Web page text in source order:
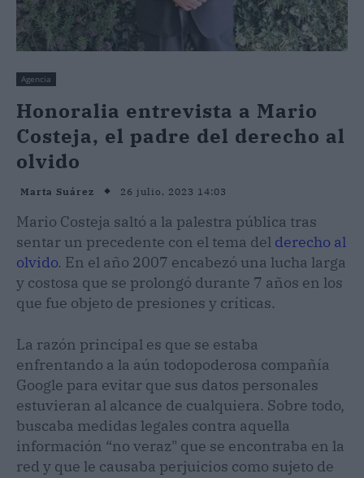
Agencia
Honoralia entrevista a Mario
Costeja, el padre del derecho al
olvido
Marta Suárez 26 julio, 2023 14:03
Mario Costeja saltó a la palestra pública tras
sentar un precedente con el tema del derecho al
olvido. En el año 2007 encabezó una lucha larga
y costosa que se prolongó durante 7 años en los
que fue objeto de presiones y críticas.
La razón principal es que se estaba
enfrentando a la aún todopoderosa compañía
Google para evitar que sus datos personales
estuvieran al alcance de cualquiera. Sobre todo,
buscaba medidas legales contra aquella
información “no veraz" que se encontraba en la
red y que le causaba perjuicios como sujeto de